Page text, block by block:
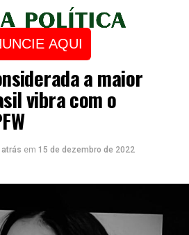
AQUI
a maior
vibra com o
em 15 de dezembro de 2022